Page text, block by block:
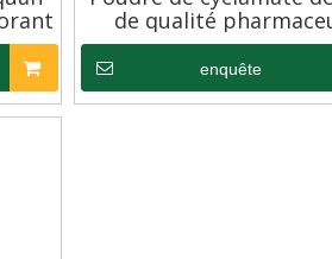
de qualité
enquête